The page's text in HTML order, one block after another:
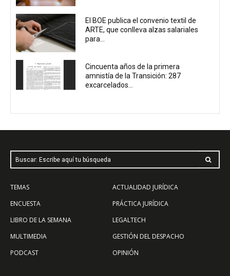
El BOE publica el convenio textil de
ARTE, que conlleva alzas salariales
para...
Cincuenta años de la primera
amnistía de la Transición: 287
excarcelados...
Buscar: Escribe aquí tu búsqueda
TEMAS
ENCUESTA
LIBRO DE LA SEMANA
MULTIMEDIA
PODCAST
ACTUALIDAD JURÍDICA
PRÁCTICA JURÍDICA
LEGALTECH
GESTIÓN DEL DESPACHO
OPINIÓN